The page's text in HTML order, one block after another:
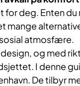
deg. Enten du
mange
atmosfære.
og med
I denne
De tilbyr